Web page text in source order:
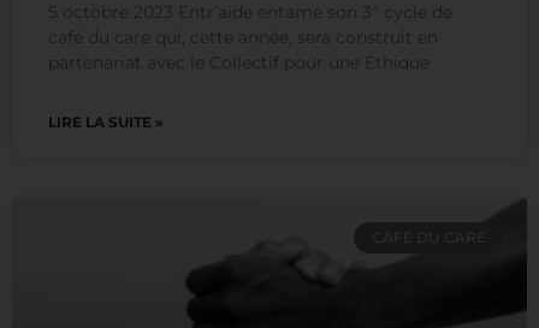
Faut-il redouter la vieillesse ?
5 octobre 2023 Entr’aide entame son 3° cycle de
partenariat avec le Collectif pour une Ethique